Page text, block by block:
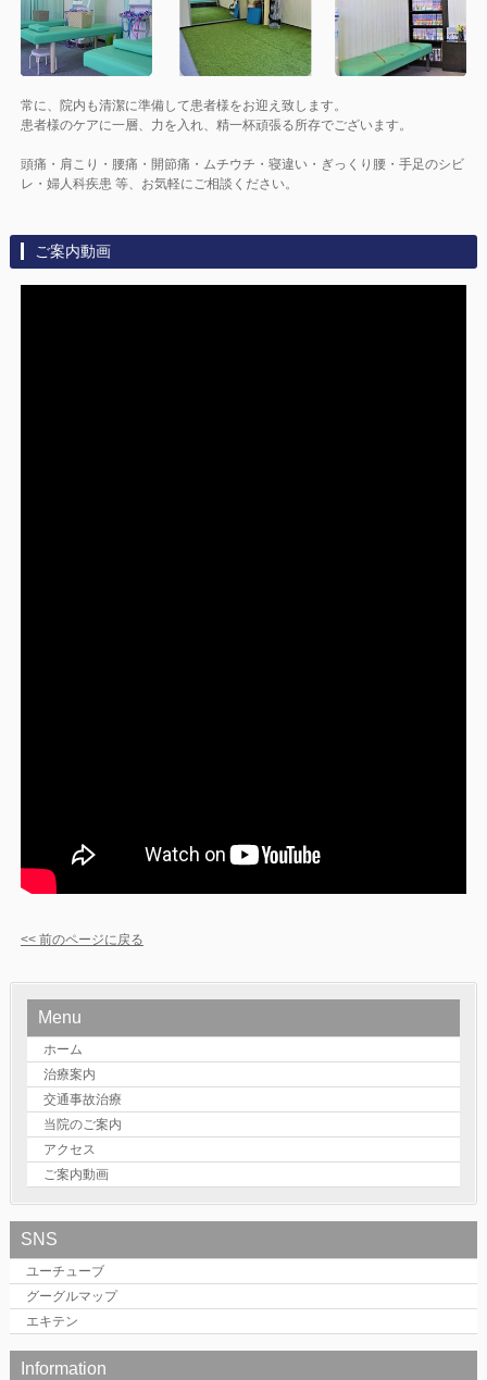
常に、院内も清潔に準備して患者様をお迎え致します。
患者様のケアに一層、力を入れ、精一杯頑張る所存でございます。
頭痛・肩こり・腰痛・開節痛・ムチウチ・寝違い・ぎっくり腰・手足のシビ
レ・婦人科疾患 等、お気軽にご相談ください。
ご案内動画
<< 前のページに戻る
Menu
ホーム
治療案内
交通事故治療
当院のご案内
アクセス
ご案内動画
SNS
ユーチューブ
グーグルマップ
エキテン
Information